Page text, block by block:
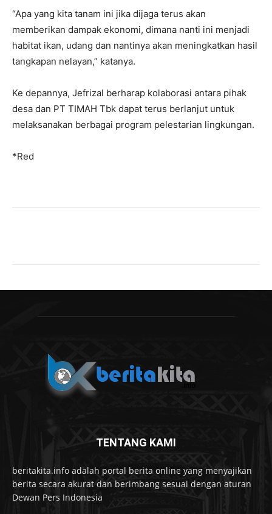
“Apa yang kita tanam ini jika dijaga terus akan
memberikan dampak ekonomi, dimana nanti ini menjadi
habitat ikan, udang dan nantinya akan meningkatkan hasil
tangkapan nelayan,” katanya.
Ke depannya, Jefrizal berharap kolaborasi antara pihak
desa dan PT TIMAH Tbk dapat terus berlanjut untuk
melaksanakan berbagai program pelestarian lingkungan.
*Red
TENTANG KAMI
beritakita.info adalah portal berita online yang menyajikan
berita secara akurat dan berimbang sesuai dengan aturan
Dewan Pers Indonesia